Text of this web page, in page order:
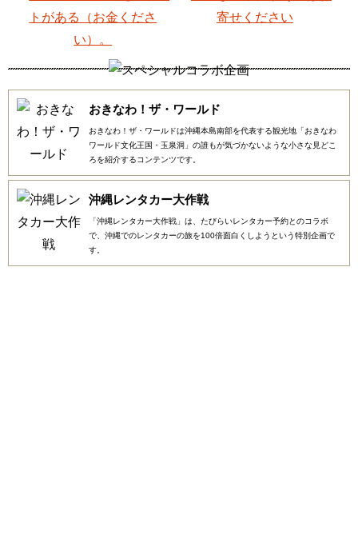
おきなわ！ザ・ワールド
おきなわ！ザ・ワールドは沖縄本島南部を代表する観光地「おきなわ
ワールド文化王国・玉泉洞」の誰もが気づかないような小さな見どこ
ろを紹介するコンテンツです。
沖縄レンタカー大作戦
「沖縄レンタカー大作戦」は、たびらいレンタカー予約とのコラボ
で、沖縄でのレンタカーの旅を100倍面白くしようという特別企画で
す。